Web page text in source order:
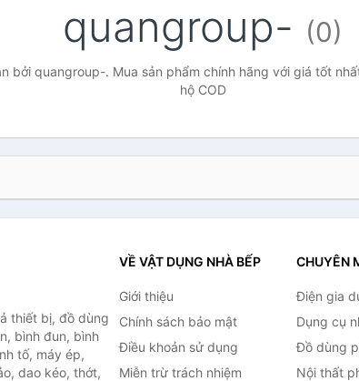
quangroup- (0)
bởi quangroup-. Mua sản phẩm chính hãng với giá tốt
hộ COD
thiết bị, đồ dùng
bình đun, bình
tố, máy ép,
dao kéo, thớt,
VỀ VẬT DỤNG NHÀ BẾP
Giới thiệu
Chính sách bảo mật
Điều khoản sử dụng
Miễn trừ trách nhiệm
CHUYÊN
Điện gia
Dụng cụ
Đồ dùng
Nội thất